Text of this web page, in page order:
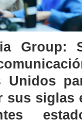
Group:
Unidos
sus